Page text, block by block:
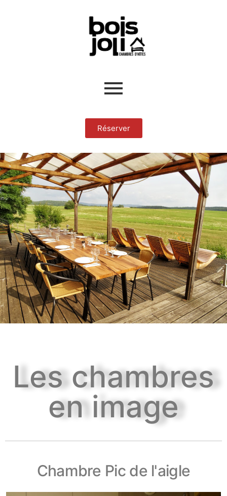
Réserver
Les chambres
en image
Chambre Pic de l'aigle